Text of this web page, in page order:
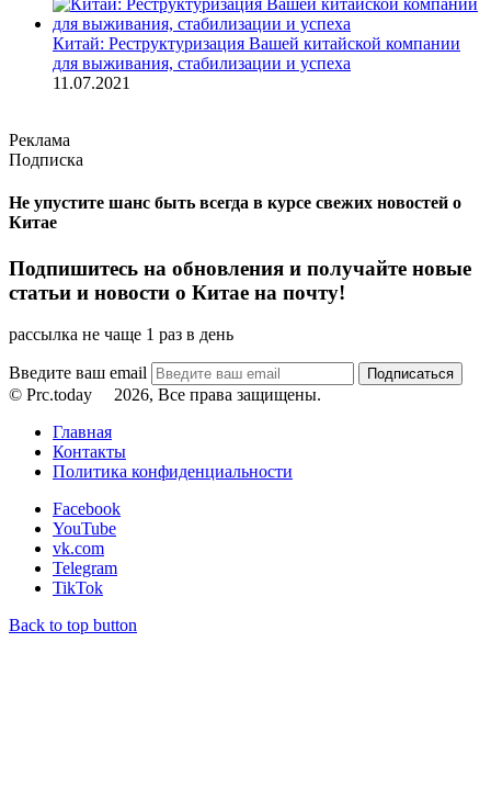
Китай: Реструктуризация Вашей китайской компании
для выживания, стабилизации и успеха
11.07.2021
Реклама
Подписка
Не упустите шанс быть всегда в курсе свежих новостей о
Китае
Подпишитесь на обновления и получайте новые
статьи и новости о Китае на почту!
рассылка не чаще 1 раз в день
Введите ваш email
© Prc.today
2026, Все права защищены.
Главная
Контакты
Политика конфиденциальности
Facebook
YouTube
vk.com
Telegram
TikTok
Back to top button